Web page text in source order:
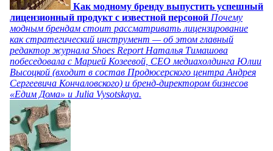
Как модному бренду выпустить успешный
лицензионный продукт с известной персоной Почему
модным брендам стоит рассматривать лицензирование
как стратегический инструмент — об этом главный
редактор журнала Shoes Report Наталья Тимашова
побеседовала с Марией Козеевой, СЕО медиахолдинга Юлии
Высоцкой (входит в состав Продюсерского центра Андрея
Сергеевича Кончаловского) и бренд-директором бизнесов
«Едим Дома» и Julia Vysotskaya.